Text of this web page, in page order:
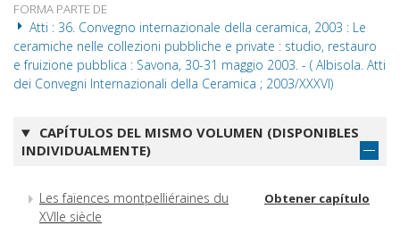
FORMA PARTE DE
Atti : 36. Convegno internazionale della ceramica, 2003 : Le
ceramiche nelle collezioni pubbliche e private : studio, restauro
e fruizione pubblica : Savona, 30-31 maggio 2003. - ( Albisola. Atti
dei Convegni Internazionali della Ceramica ; 2003/XXXVI)
CAPÍTULOS DEL MISMO VOLUMEN (DISPONIBLES
INDIVIDUALMENTE)
Les faïences montpelliéraines du
XVIIe siècle
Obtener capítulo